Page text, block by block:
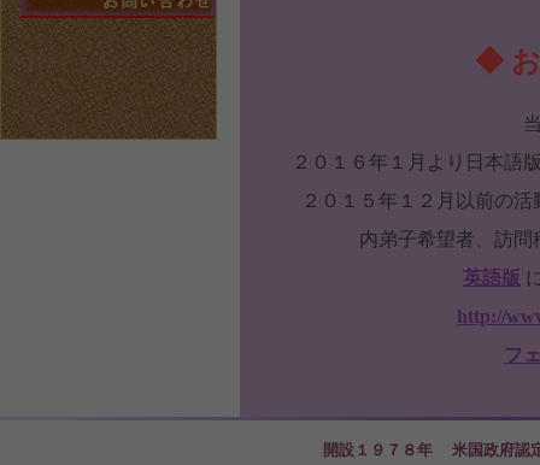
◆
２０１６年１月より日本語
２０１５年１２月以前の
内弟子希望者、訪
英語版
http://
フ
開設１９７８年 米国政府認